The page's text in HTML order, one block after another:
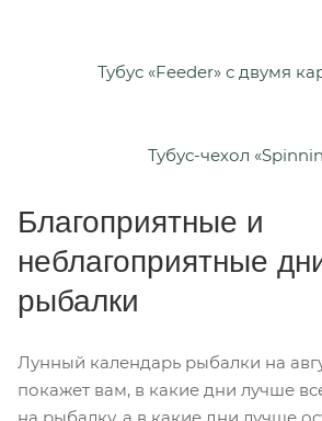
Тубус «Feeder» с двумя
Тубус-чехол
Благоприятные и
неблагоприятные
рыбалки
Лунный календарь рыбалки на
покажет вам, в какие дни лучше